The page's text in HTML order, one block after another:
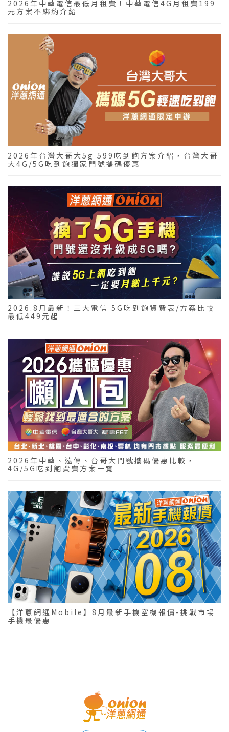
2026年中華電信最低月租費！中華電信4G月租費199
元方案不綁約介紹
2026年台灣大哥大5g 599吃到飽方案介紹，台灣大哥
大4G/5G吃到飽獨家門號攜碼優惠
2026.8月最新！三大電信 5G吃到飽資費表/方案比較
最低449元起
2026年中華、遠傳、台哥大門號攜碼優惠比較，
4G/5G吃到飽資費方案一覽
【洋蔥網通Mobile】8月最新手機空機報價-挑戰市場
手機最優惠